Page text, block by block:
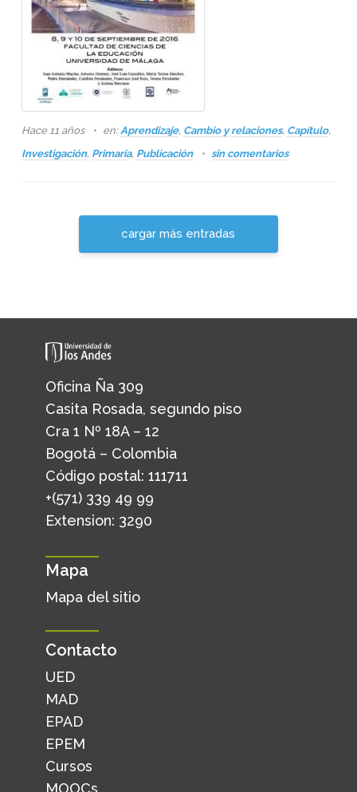
Hace 11 años en:Aprendizaje, Cambio y relaciones, Capítulo,
Investigación, Primaria, Publicación sin comentarios
cargar más entradas
Oficina Ña 309
Casita Rosada, segundo piso
Cra 1 Nº 18A – 12
Bogotá – Colombia
Código postal: 111711
+(571) 339 49 99
Extension: 3290
Mapa
Mapa del sitio
Contacto
UED
MAD
EPAD
EPEM
Cursos